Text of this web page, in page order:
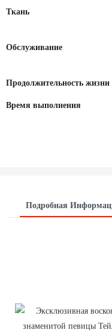
Ткань
Обслуживание
Продолжительность жизни
Время выполнения
Подробная